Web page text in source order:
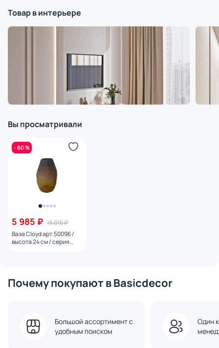
Товар в интерьере
Вы просматривали
- 60 %
5 985 ₽ 15 015 ₽
Ваза Cloyd арт.50096 /
высота 24 см / серия
Почему покупают в Basicdecor
Большой ассортимент с
удобным поиском
Один